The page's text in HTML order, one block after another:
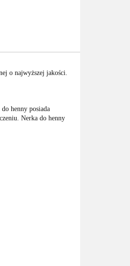
o najwyższej jakości.
henny posiada
Nerka do henny